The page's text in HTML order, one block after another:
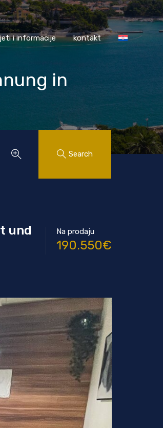
Savjeti i informacije kontakt
i informacije kontakt
in
Search
und
Na prodaju
190.550€